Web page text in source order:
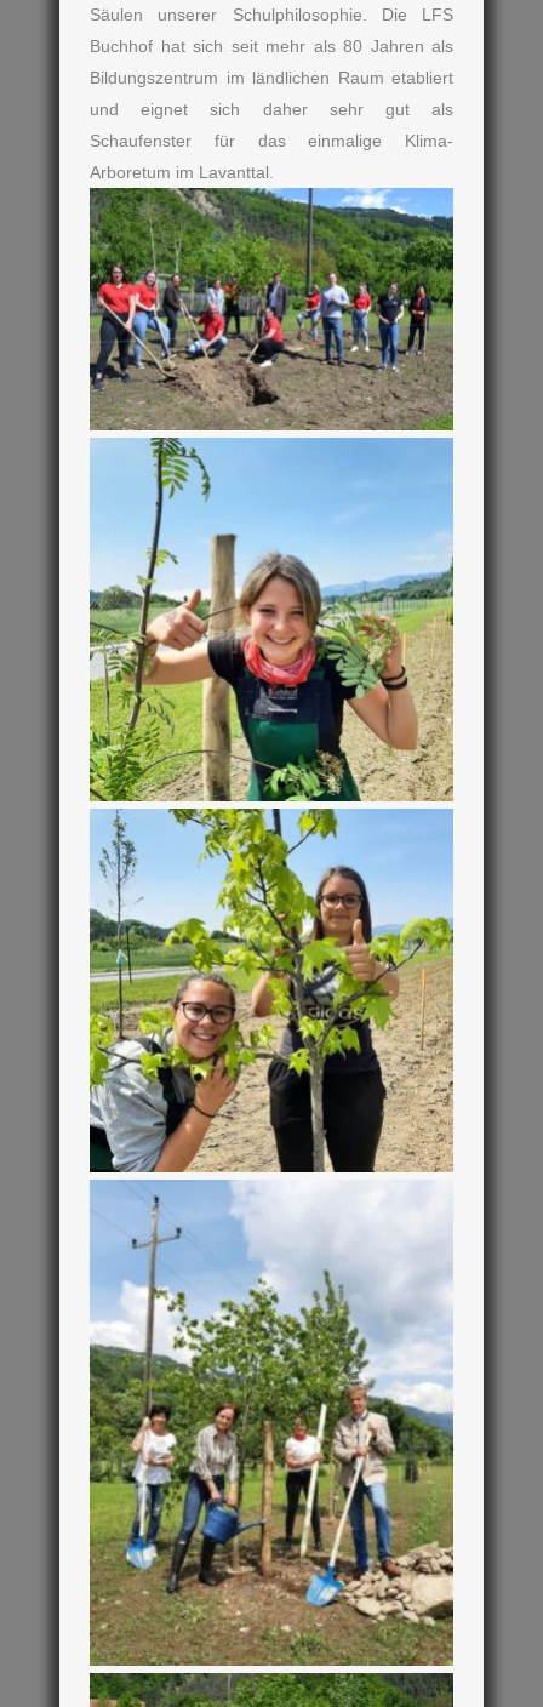
Säulen unserer Schulphilosophie. Die LFS
Buchhof hat sich seit mehr als 80 Jahren als
Bildungszentrum im ländlichen Raum etabliert
und eignet sich daher sehr gut als
Schaufenster für das einmalige Klima-
Arboretum im Lavanttal.